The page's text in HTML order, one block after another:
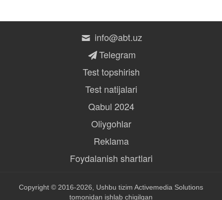
info@abt.uz
Telegram
Test topshirish
Test natijalari
Qabul 2024
Oliygohlar
Reklama
Foydalanish shartlari
Copyright © 2016-2026, Ushbu tizim Activemedia Solutions
tomonidan ishlab chiqilgan